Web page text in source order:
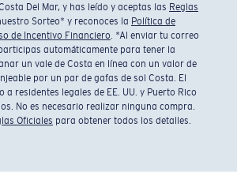
Del Mar, y has leído y aceptas las Reglas
Sorteo* y reconoces la Política de
de Incentivo Financiero. *Al enviar tu correo
automáticamente para tener la
un vale de Costa en línea con un valor de
por un par de gafas de sol Costa. El
a residentes legales de EE. UU. y Puerto Rico
No es necesario realizar ninguna compra.
Oficiales para obtener todos los detalles.